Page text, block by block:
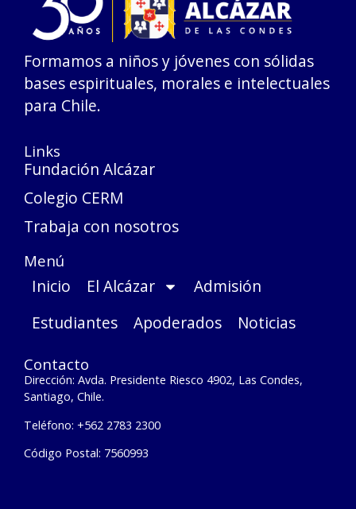
Formamos a niños y jóvenes con sólidas
bases espirituales, morales e intelectuales
para Chile.
Links
Fundación Alcázar
Colegio CERM
Trabaja con nosotros
Menú
Inicio El Alcázar
Admisión
Estudiantes
Apoderados Noticias
Contacto
Dirección: Avda. Presidente Riesco 4902, Las Condes,
Santiago, Chile.
Teléfono: +562 2783 2300
Código Postal: 7560993